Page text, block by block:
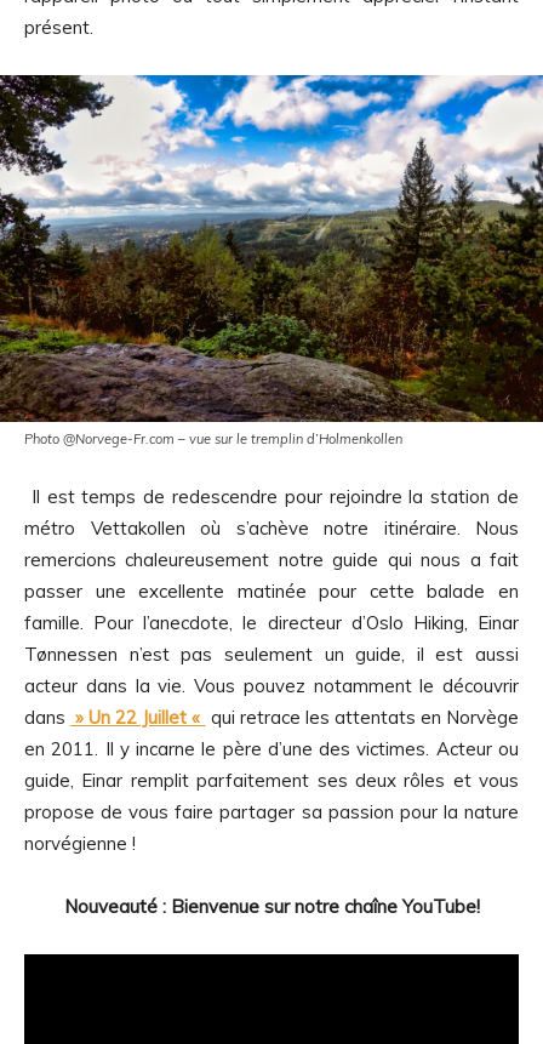
présent.
Photo @Norvege-Fr.com – vue sur le tremplin d’Holmenkollen
Il est temps de redescendre pour rejoindre la station de
métro Vettakollen où s’achève notre itinéraire. Nous
remercions chaleureusement notre guide qui nous a fait
passer une excellente matinée pour cette balade en
famille. Pour l’anecdote, le directeur d’Oslo Hiking, Einar
Tønnessen n’est pas seulement un guide, il est aussi
acteur dans la vie. Vous pouvez notamment le découvrir
dans » Un 22 Juillet « qui retrace les attentats en Norvège
en 2011. Il y incarne le père d’une des victimes. Acteur ou
guide, Einar remplit parfaitement ses deux rôles et vous
propose de vous faire partager sa passion pour la nature
norvégienne !
Nouveauté : Bienvenue sur notre chaîne YouTube!